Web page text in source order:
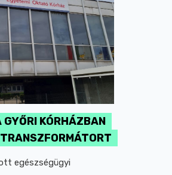
KÓRHÁZBAN
egészségügyi